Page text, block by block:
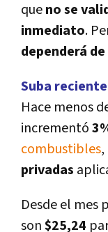
queno se
inmediato.
dependerá de
Suba reciente
Hace menos
incrementó
combustibles
privadas
Desde el mes
son$25,24